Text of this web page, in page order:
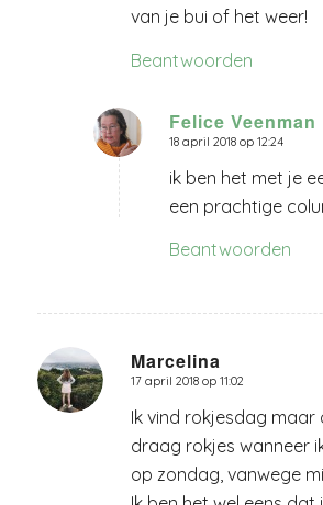
van je bui of het weer!
Beantwoorden
Felice Veenman
zegt:
18 april 2018 op 12:24
ik ben het met je
een prachtige
Beantwoorden
Marcelina
zegt:
17 april 2018 op 11:02
Ik vind rokjesdag maar
draag rokjes wanneer
op zondag, vanwege